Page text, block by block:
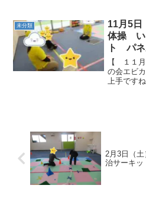
ないよう
上手に避
未分類
11月5日
体操 い
ト パ
【 １１
の会エビ
上手です
2月3日（
治サーキ